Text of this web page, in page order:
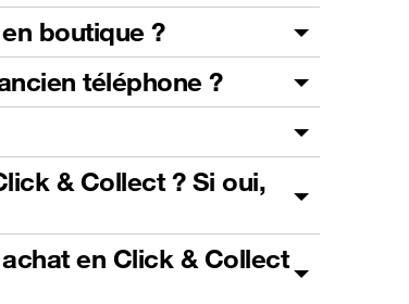
boutique ?
téléphone ?
& Collect ? Si oui,
en Click & Collect